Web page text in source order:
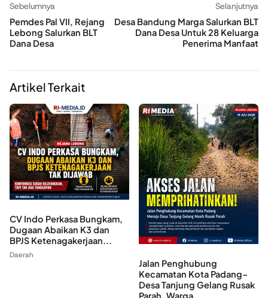
Sebelumnya
Pemdes Pal VII, Rejang
Lebong Salurkan BLT
Dana Desa
Selanjutnya
Desa Bandung Marga Salurkan BLT
Dana Desa Untuk 28 Keluarga
Penerima Manfaat
Artikel Terkait
CV Indo Perkasa Bungkam,
Dugaan Abaikan K3 dan
BPJS Ketenagakerjaan...
Daerah
Jalan Penghubung
Kecamatan Kota Padang–
Desa Tanjung Gelang Rusak
Parah, Warga...